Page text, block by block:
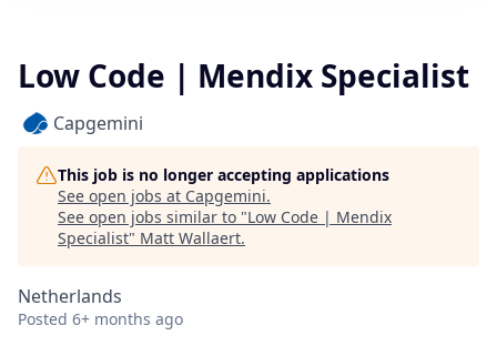
Low Code | Mendix Specialist
Capgemini
This job is no longer accepting applications
See open jobs at Capgemini.
See open jobs similar to "Low Code | Mendix
Specialist" Matt Wallaert.
Netherlands
Posted 6+ months ago